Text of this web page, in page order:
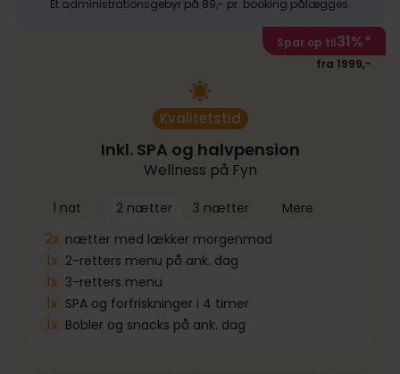
Et administrationsgebyr på 89,- pr. booking pålægges.
Spar op til31%*
fra 1999,-
Kvalitetstid
Inkl. SPA og halvpension
Wellness på Fyn
1 nat 2 nætter 3 nætter Mere
2x nætter med lækker morgenmad
1x 2-retters menu på ank. dag
1x 3-retters menu
1x SPA og forfriskninger i 4 timer
1x Bobler og snacks på ank. dag